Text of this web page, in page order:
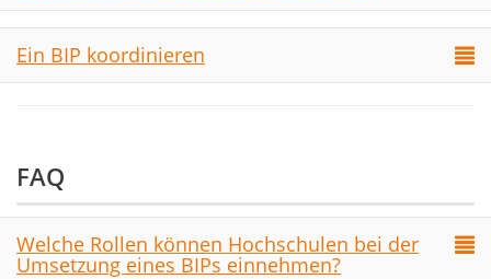
Ein BIP koordinieren
FAQ
Welche Rollen können Hochschulen bei der
Umsetzung eines BIPs einnehmen?